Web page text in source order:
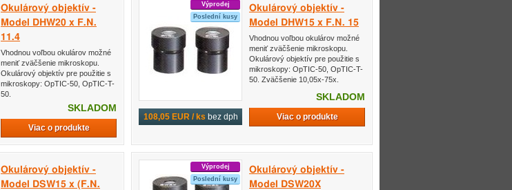
Okulárový objektív -
Model DHW20 x F.N.
11.4
Vhodnou voľbou okulárov možné
meniť zväčšenie mikroskopu.
Okulárový objektív pre použitie s
mikroskopy: OpTIC-50, OpTIC-T-
50.
SKLADOM
Viac o produkte
Výprodej
Poslední kusy
108,05 EUR / ks bez dph
Okulárový objektív -
Model DHW15 x F.N. 15
Vhodnou voľbou okulárov možné
meniť zväčšenie mikroskopu.
Okulárový objektív pre použitie s
mikroskopy: OpTIC-50, OpTIC-T-
50. Zväčšenie 10,05x-75x.
SKLADOM
Viac o produkte
Okulárový objektív -
Model DSW15 x (F.N.
Výprodej
Poslední kusy
Okulárový objektív -
Model DSW20X